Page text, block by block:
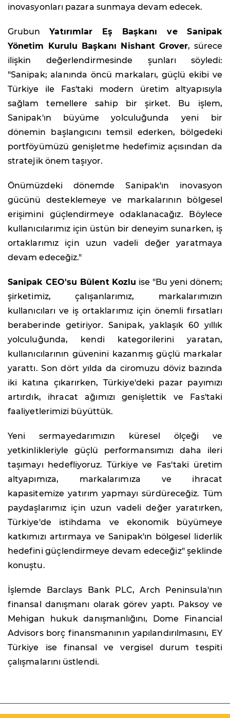
inovasyonları pazara sunmaya devam edecek.
GrubunYatırımlar Eş Başkanı ve Sanipak
Yönetim Kurulu Başkanı Nishant Grover, sürece
ilişkin değerlendirmesinde şunları söyledi:
"Sanipak; alanında öncü markaları, güçlü ekibi ve
Türkiye ile Fas'taki modern üretim altyapısıyla
sağlam temellere sahip bir şirket. Bu işlem,
Sanipak'ın büyüme yolculuğunda yeni bir
dönemin başlangıcını temsil ederken, bölgedeki
portföyümüzü genişletme hedefimiz açısından da
stratejik önem taşıyor.
Önümüzdeki dönemde Sanipak'ın inovasyon
gücünü desteklemeye ve markalarının bölgesel
erişimini güçlendirmeye odaklanacağız. Böylece
kullanıcılarımız için üstün bir deneyim sunarken, iş
ortaklarımız için uzun vadeli değer yaratmaya
devam edeceğiz."
Sanipak CEO'su Bülent Kozlu ise "Bu yeni dönem;
şirketimiz, çalışanlarımız, markalarımızın
kullanıcıları ve iş ortaklarımız için önemli fırsatları
beraberinde getiriyor. Sanipak, yaklaşık 60 yıllık
yolculuğunda, kendi kategorilerini yaratan,
kullanıcılarının güvenini kazanmış güçlü markalar
yarattı. Son dört yılda da ciromuzu döviz bazında
iki katına çıkarırken, Türkiye'deki pazar payımızı
artırdık, ihracat ağımızı genişlettik ve Fas'taki
faaliyetlerimizi büyüttük.
Yeni sermayedarımızın küresel ölçeği ve
yetkinlikleriyle güçlü performansımızı daha ileri
taşımayı hedefliyoruz. Türkiye ve Fas'taki üretim
altyapımıza, markalarımıza ve ihracat
kapasitemize yatırım yapmayı sürdüreceğiz. Tüm
paydaşlarımız için uzun vadeli değer yaratırken,
Türkiye'de istihdama ve ekonomik büyümeye
katkımızı artırmaya ve Sanipak'ın bölgesel liderlik
hedefini güçlendirmeye devam edeceğiz" şeklinde
konuştu.
İşlemde Barclays Bank PLC, Arch Peninsula'nın
finansal danışmanı olarak görev yaptı. Paksoy ve
Mehigan hukuk danışmanlığını, Dome Financial
Advisors borç finansmanının yapılandırılmasını, EY
Türkiye ise finansal ve vergisel durum tespiti
çalışmalarını üstlendi.